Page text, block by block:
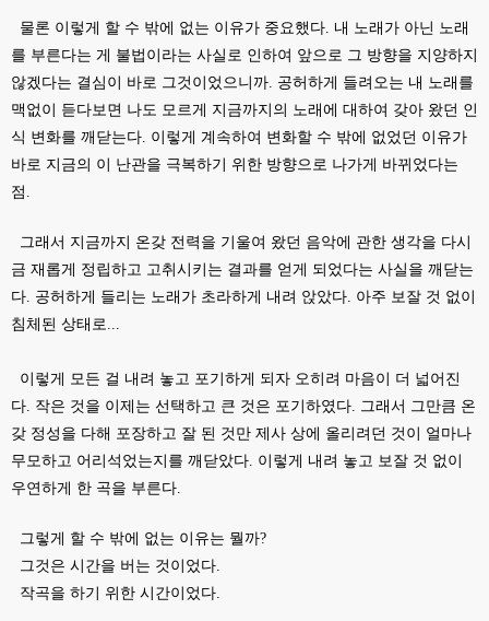
물론 이렇게 할 수 밖에 없는 이유가 중요했다. 내 노래가 아닌 노래
를 부른다는 게 불법이라는 사실로 인하여 앞으로 그 방향을 지양하지
않겠다는 결심이 바로 그것이었으니까. 공허하게 들려오는 내 노래를
맥없이 듣다보면 나도 모르게 지금까지의 노래에 대하여 갖아 왔던 인
식 변화를 깨닫는다. 이렇게 계속하여 변화할 수 밖에 없었던 이유가
바로 지금의 이 난관을 극복하기 위한 방향으로 나가게 바뀌었다는
점.
그래서 지금까지 온갖 전력을 기울여 왔던 음악에 관한 생각을 다시
금 재롭게 정립하고 고취시키는 결과를 얻게 되었다는 사실을 깨닫는
다. 공허하게 들리는 노래가 초라하게 내려 앉았다. 아주 보잘 것 없이
침체된 상태로...
이렇게 모든 걸 내려 놓고 포기하게 되자 오히려 마음이 더 넓어진
다. 작은 것을 이제는 선택하고 큰 것은 포기하였다. 그래서 그만큼 온
갖 정성을 다해 포장하고 잘 된 것만 제사 상에 올리려던 것이 얼마나
무모하고 어리석었는지를 깨닫았다. 이렇게 내려 놓고 보잘 것 없이
우연하게 한 곡을 부른다.
그렇게 할 수 밖에 없는 이유는 뭘까?
그것은 시간을 버는 것이었다.
작곡을 하기 위한 시간이었다.